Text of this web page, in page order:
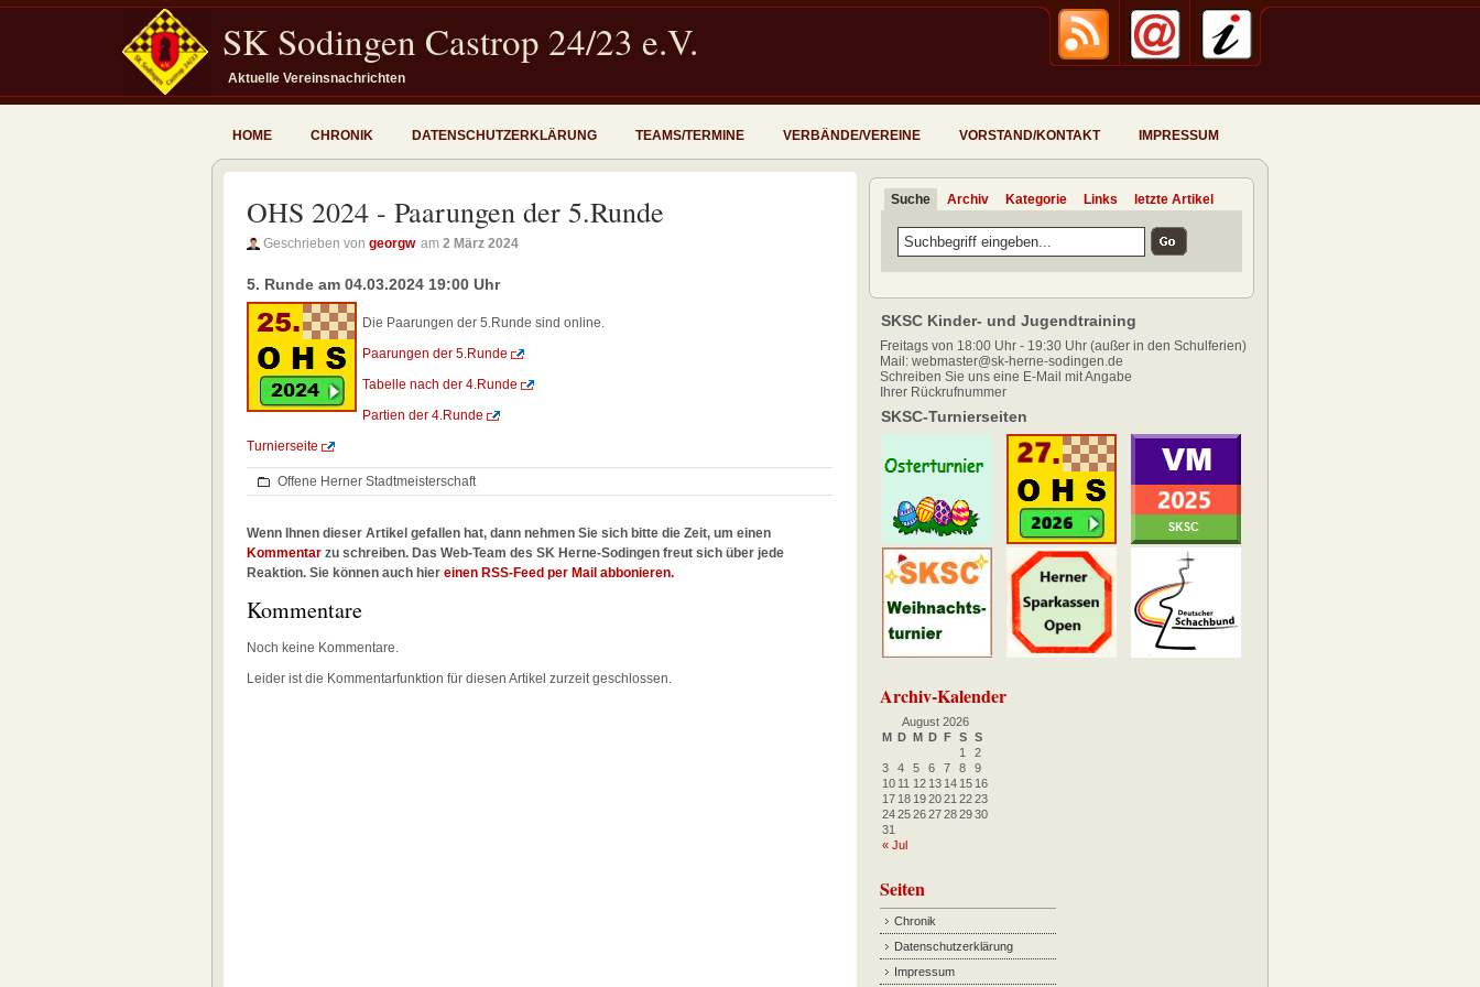
SK Sodingen Castrop 24/23 e.V.
Aktuelle Vereinsnachrichten
HOME CHRONIK DATENSCHUTZERKLÄRUNG TEAMS/TERMINE VERBÄNDE/VEREINE VORSTAND/KONTAKT IMPRESSUM
OHS 2024 - Paarungen der 5.Runde
Geschrieben von georgw am 2 März 2024
5. Runde am 04.03.2024 19:00 Uhr
Die Paarungen der 5.Runde sind online.
Paarungen der 5.Runde
Tabelle nach der 4.Runde
Partien der 4.Runde
Turnierseite
Offene Herner Stadtmeisterschaft
Wenn Ihnen dieser Artikel gefallen hat, dann nehmen Sie sich bitte die Zeit, um einen
Kommentar zu schreiben. Das Web-Team des SK Herne-Sodingen freut sich über jede
Reaktion. Sie können auch hier einen RSS-Feed per Mail abbonieren.
Kommentare
Noch keine Kommentare.
Leider ist die Kommentarfunktion für diesen Artikel zurzeit geschlossen.
Suche Archiv Kategorie Links letzte Artikel
SKSC Kinder- und Jugendtraining
Freitags von 18:00 Uhr - 19:30 Uhr (außer in den Schulferien)
Mail: webmaster@sk-herne-sodingen.de
Schreiben Sie uns eine E-Mail mit Angabe
Ihrer Rückrufnummer
SKSC-Turnierseiten
Archiv-Kalender
August 2026
M D M D F S S
« Jul
1
2
3
4 5 6 7 8
9
10 11 12 13 14 15 16
17 18 192021 2223
24252627282930
31
Seiten
Chronik
Datenschutzerklärung
Impressum